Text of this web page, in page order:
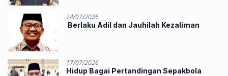
24/07/2026
Berlaku Adil dan Jauhilah Kezaliman
17/07/2026
Hidup Bagai Pertandingan Sepakbola